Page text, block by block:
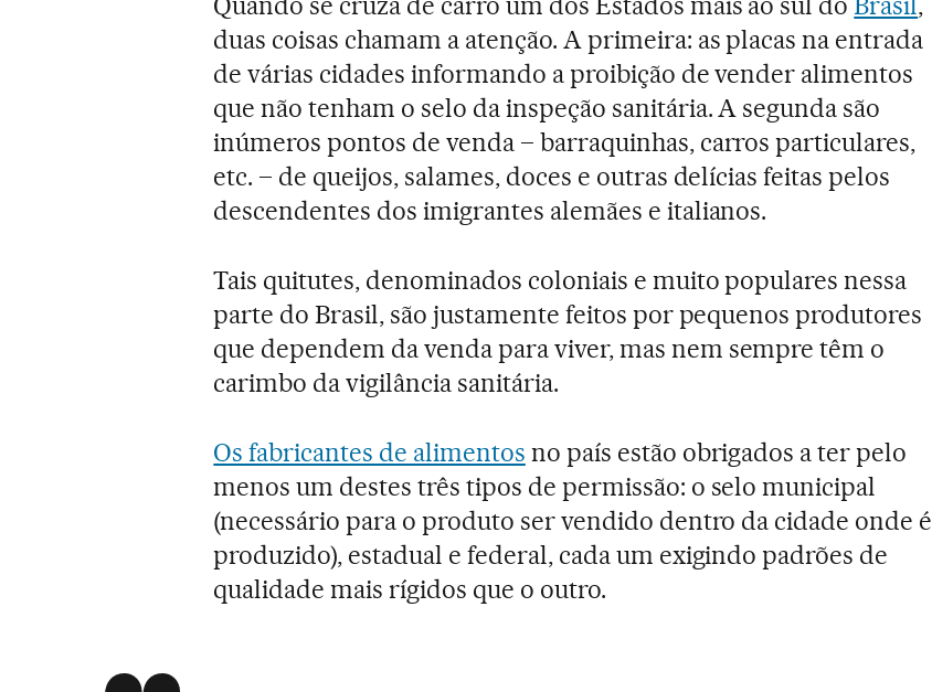
duas coisas chamam a atenção. A primeira: as placas na entrada
de várias cidades informando a proibição de vender alimentos
que não tenham o selo da inspeção sanitária. A segunda são
inúmeros pontos de venda – barraquinhas, carros particulares,
etc. – de queijos, salames, doces e outras delícias feitas pelos
descendentes dos imigrantes alemães e italianos.
Tais quitutes, denominados coloniais e muito populares nessa
parte do Brasil, são justamente feitos por pequenos produtores
que dependem da venda para viver, mas nem sempre têm o
carimbo da vigilância sanitária.
Os fabricantes de alimentos no país estão obrigados a ter pelo
menos um destes três tipos de permissão: o selo municipal
(necessário para o produto ser vendido dentro da cidade onde é
produzido), estadual e federal, cada um exigindo padrões de
qualidade mais rígidos que o outro.